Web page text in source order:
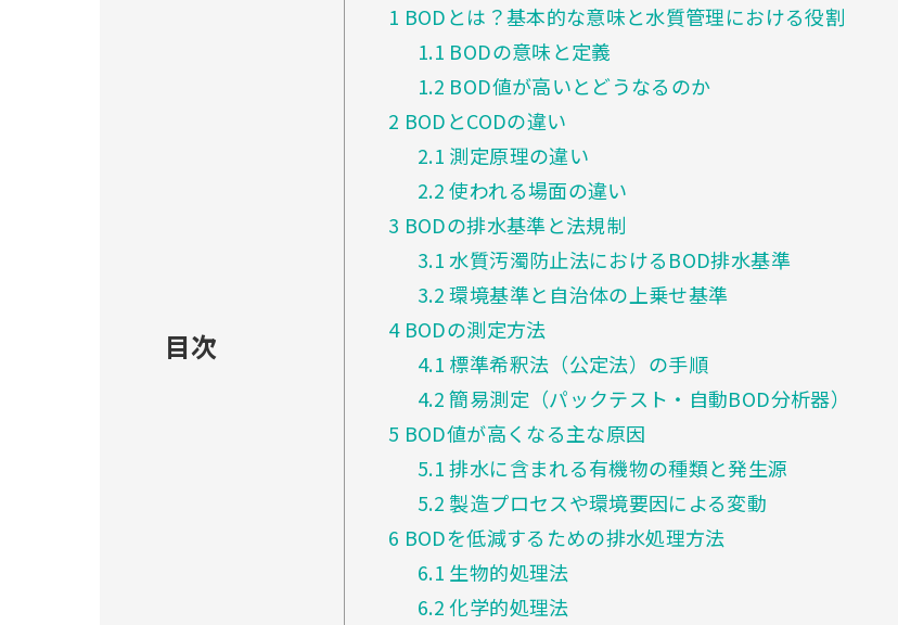
目次
1 BODとは？基本的な意味と水質管理における役割
1.1 BODの意味と定義
1.2 BOD値が高いとどうなるのか
2 BODとCODの違い
2.1 測定原理の違い
2.2使われる場面の違い
3 BODの排水基準と法規制
3.1水質汚濁防止法におけるBOD排水基準
3.2環境基準と自治体の上乗せ基準
4BODの測定方法
4.1 標準希釈法（公定法）の手順
4.2簡易測定（パックテスト・自動BOD分析器）
5 BOD値が高くなる主な原因
5.1排水に含まれる有機物の種類と発生源
5.2 製造プロセスや環境要因による変動
6 BODを低減するための排水処理方法
6.1 生物的処理法
6.2化学的処理法